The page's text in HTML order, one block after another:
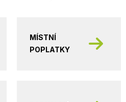
MÍSTNÍ
POPLATKY